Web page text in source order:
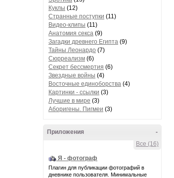
Куклы (12)
Странные поступки (11)
Видео-клипы (11)
Анатомия секса (9)
Загадки древнего Египта (9)
Тайны Леонардо (7)
Сюрреализм (6)
Секрет бессмертия (6)
Звездные войны (4)
Восточные единоборства (4)
Картинки - ссылки (3)
Лучшие в мире (3)
Аборигены. Пигмеи (3)
-
Приложения
Все (16)
Я - фотограф
Плагин для публикации фотографий в
дневнике пользователя. Минимальные